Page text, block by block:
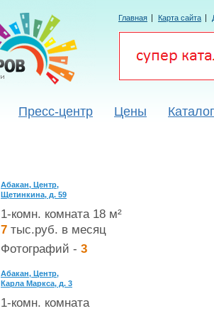
Главная Карта сайта
Пресс-центр Цены
Абакан, Центр,
Щетинкина, д. 59
1-комн. комната 18 м²
7 тыс.руб. в месяц
Фотографий - 3
Абакан, Центр,
Карла Маркса, д. 3
1-комн. комната